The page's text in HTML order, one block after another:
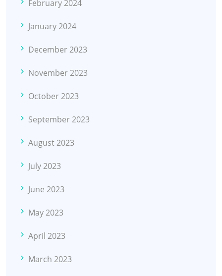
February 2024
January 2024
December 2023
November 2023
October 2023
September 2023
August 2023
July 2023
June 2023
May 2023
April 2023
March 2023